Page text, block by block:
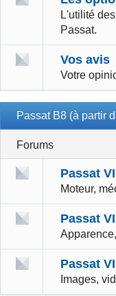
L'utilité
Passat.
Vos avis
Votre
Passat B8 (à partir
Forums
Passat
Moteur,
Passat
Passat
Images,